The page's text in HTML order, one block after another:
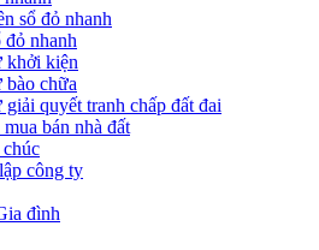
sổ đỏ nhanh
nhanh
khởi kiện
chữa
quyết tranh chấp đất đai
bán nhà đất
công ty
đình